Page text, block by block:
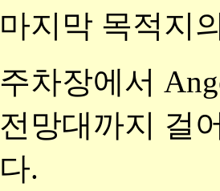
마지막 목적지
주차장에서
전망대까지 걸
다.